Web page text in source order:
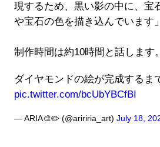
現するため、黒い影の中に、宝
や宝石の色を描き込んでいます」
制作時間は約10時間と話します。
ダイヤモンドの絵が完成する
pic.twitter.com/bcUbYBCfBI
— ARIA🎨✏️ (@aririria_art) July 18,